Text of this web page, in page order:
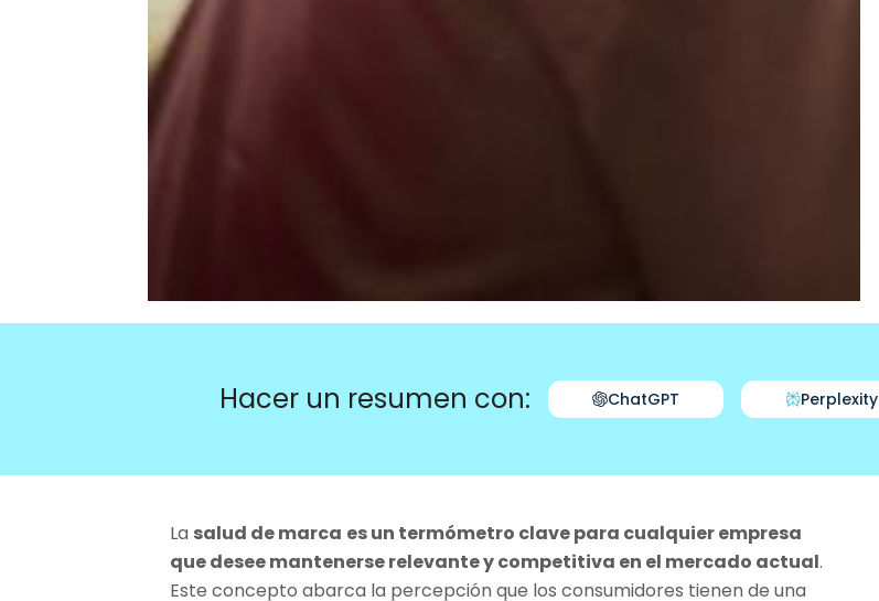
Hacer un resumen con: ChatGPT Perplexity
La salud de marca es un termómetro clave para cualquier empresa
que desee mantenerse relevante y competitiva en el mercado actual.
Este concepto abarca la percepción que los consumidores tienen de una